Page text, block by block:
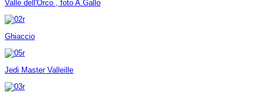
Valle dell'Orco , foto A.Gallo
Ghiaccio
Jedi Master Valleille